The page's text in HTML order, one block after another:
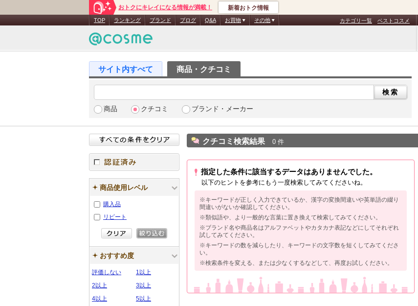
おトクにキレイになる情報が満載！ 新着おトク情報
TOP ランキング ブランド ブログ Q&A お買物 その他 カテゴリ一覧 ベストコスメ
商品・クチコミ
商品 クチコミ ブランド・メーカー
クチコミ検索結果 0 件
指定した条件に該当するデータはありませんでした。
以下のヒントを参考にもう一度検索してみてくださいね。
※キーワードが正しく入力できているか、漢字の変換間違いや英単語の綴り
間違いがないか確認してください。
※類似語や、より一般的な言葉に置き換えて検索してみてください。
※ブランド名や商品名はアルファベットやカタカナ表記などにしてそれぞれ
試してみてください。
※キーワードの数を減らしたり、キーワードの文字数を短くしてみてくださ
い。
※検索条件を変える、または少なくするなどして、再度お試しください。
認証済み
商品使用レベル
購入品
リピート
おすすめ度
評価しない
1以上
2以上
3以上
4以上
5以上